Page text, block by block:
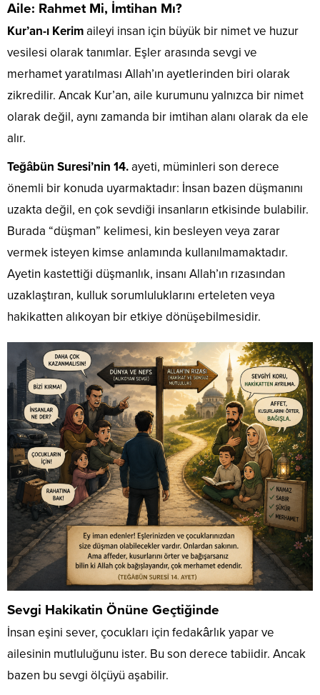
Aile: Rahmet Mi, İmtihan Mı?
Kur’an-ı Kerimaileyi insan için büyük bir nimet ve huzur
vesilesi olarak tanımlar. Eşler arasında sevgi ve
merhamet yaratılması Allah’ın ayetlerinden biri olarak
zikredilir. Ancak Kur’an, aile kurumunu yalnızca bir nimet
olarak değil, aynı zamanda bir imtihan alanı olarak da ele
alır.
Teğâbün Suresi’nin 14.ayeti, müminleri son derece
önemli bir konuda uyarmaktadır: İnsan bazen düşmanını
uzakta değil, en çok sevdiği insanların etkisinde bulabilir.
Burada “düşman” kelimesi, kin besleyen veya zarar
vermek isteyen kimse anlamında kullanılmamaktadır.
Ayetin kastettiği düşmanlık, insanı Allah’ın rızasından
uzaklaştıran, kulluk sorumluluklarını erteleten veya
hakikatten alıkoyan bir etkiye dönüşebilmesidir.
Sevgi Hakikatin Önüne Geçtiğinde
İnsan eşini sever, çocukları için fedakârlık yapar ve
ailesinin mutluluğunu ister. Bu son derece tabiidir. Ancak
bazen bu sevgi ölçüyü aşabilir.